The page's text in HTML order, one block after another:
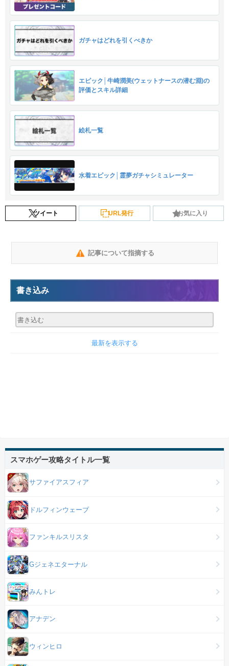
ガチャはどれを引くべきか
エピック│牛崎潤美(ウェットナースの潜む淵)の
評価とスキル詳細
絵札一覧
水着エピック│霊夢ガチャシミュレーター
ツイート URL発行 お気に入り
記事について指摘する
書き込み
最新を表示する
スマホゲー攻略タイトル一覧
サファイアスフィア
ドルフィンウェーブ
ファンキルスリスタ
Gジェネエターナル
みんトレ
アナデン
ウィンヒロ